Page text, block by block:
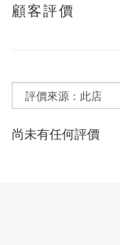
顧客評價
尚未有任何評價